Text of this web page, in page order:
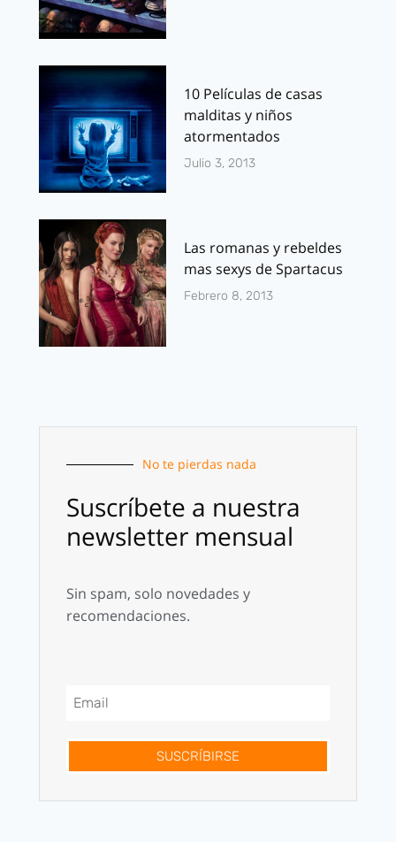
10 Películas de casas
malditas y niños
atormentados
Julio 3, 2013
Las romanas y rebeldes
mas sexys de Spartacus
Febrero 8, 2013
No te pierdas nada
Suscríbete a nuestra
newsletter mensual
Sin spam, solo novedades y
recomendaciones.
SUSCRÍBIRSE